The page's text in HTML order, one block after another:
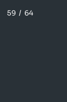
59 / 64